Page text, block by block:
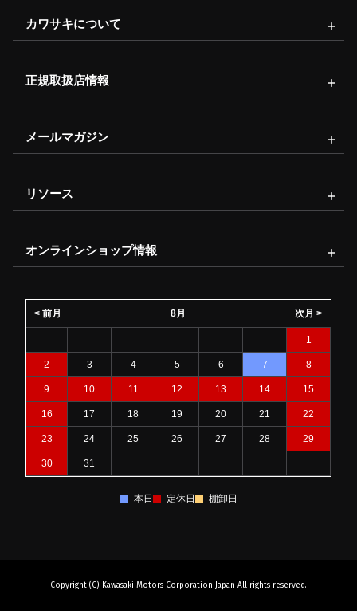
カワサキについて
正規取扱店情報
メールマガジン
リソース
オンラインショップ情報
8月
< 前月 次月 >
1
2 3 4 5 6 7 8
9 10 11 12 13 14 15
16 17 18 19 20 21 22
23 24 25 26 27 28 29
30 31
本日 定休日 棚卸日
Copyright (C) Kawasaki Motors Corporation Japan All rights reserved.